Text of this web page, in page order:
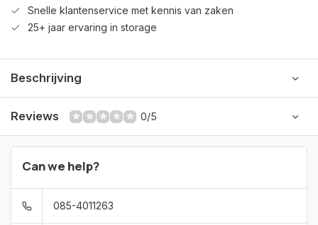
Snelle klantenservice met kennis van zaken
25+ jaar ervaring in storage
Beschrijving
Reviews 0/5
Can we help?
085-4011263